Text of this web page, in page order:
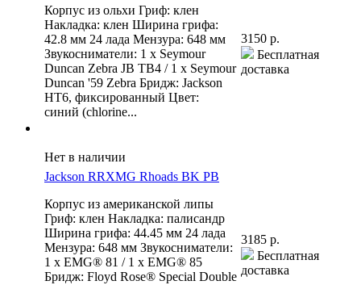
Корпус из ольхи Гриф: клен
Накладка: клен Ширина грифа:
42.8 мм 24 лада Мензура: 648 мм
Звукосниматели: 1 x Seymour
Duncan Zebra JB TB4 / 1 x Seymour
Duncan '59 Zebra Бридж: Jackson
HT6, фиксированный Цвет:
синий (chlorine...
3150 р.
Бесплатная
доставка
Нет в наличии
Jackson RRXMG Rhoads BK PB
Корпус из американской липы
Гриф: клен Накладка: палисандр
Ширина грифа: 44.45 мм 24 лада
Мензура: 648 мм Звукосниматели:
1 x EMG® 81 / 1 x EMG® 85
Бридж: Floyd Rose® Special Double
3185 р.
Бесплатная
доставка